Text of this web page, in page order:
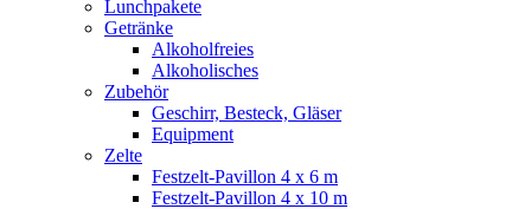
Lunchpakete
Getränke
Alkoholfreies
Alkoholisches
Zubehör
Geschirr, Besteck, Gläser
Equipment
Zelte
Festzelt-Pavillon 4 x 6 m
Festzelt-Pavillon 4 x 10 m